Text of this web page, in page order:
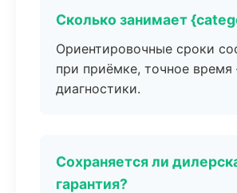
Сколько занимает
Ориентировочные сроки
при приёмке, точное
диагностики.
Сохраняется ли
гарантия?